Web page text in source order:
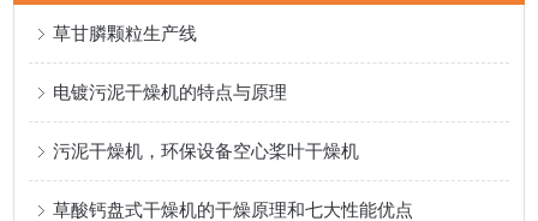
草甘膦颗粒生产线
电镀污泥干燥机的特点与原理
污泥干燥机，环保设备空心桨叶干燥机
草酸钙盘式干燥机的干燥原理和七大性能优点